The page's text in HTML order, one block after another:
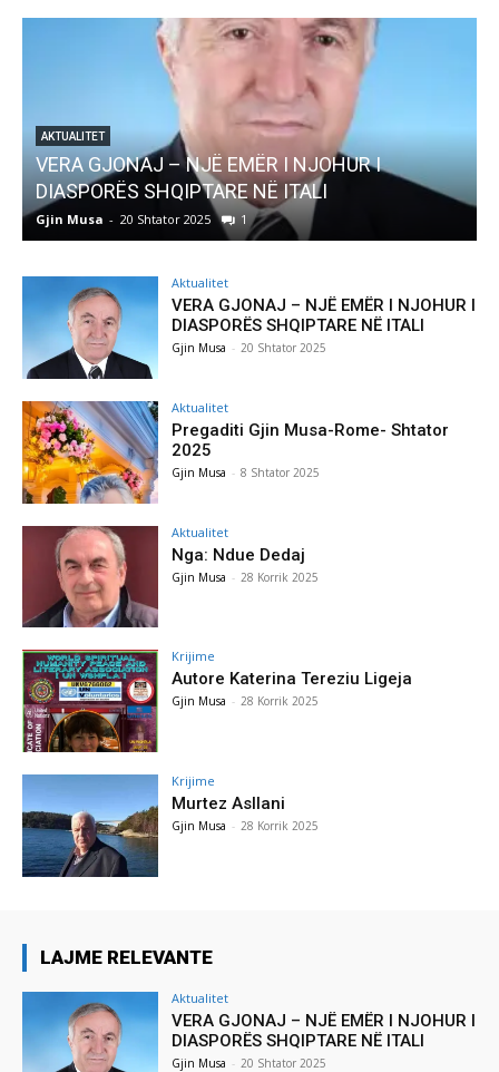
AKTUALITET
Pregaditi Gjin Musa-Rome- Shtator 2025
Gjin Musa - 8 Shtator 2025 0
Aktualitet
VERA GJONAJ – NJË EMËR I NJOHUR I
DIASPORËS SHQIPTARE NË ITALI
Gjin Musa - 20 Shtator 2025
Aktualitet
Pregaditi Gjin Musa-Rome- Shtator
2025
Gjin Musa - 8 Shtator 2025
Aktualitet
Nga: Ndue Dedaj
Gjin Musa - 28 Korrik 2025
Krijime
Autore Katerina Tereziu Ligeja
Gjin Musa - 28 Korrik 2025
Krijime
Murtez Asllani
Gjin Musa - 28 Korrik 2025
LAJME RELEVANTE
Aktualitet
VERA GJONAJ – NJË EMËR I NJOHUR I
DIASPORËS SHQIPTARE NË ITALI
Gjin Musa - 20 Shtator 2025